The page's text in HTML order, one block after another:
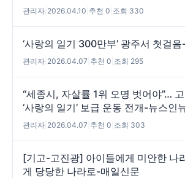
관리자 2026.04.10 추천 0 조회 330
‘사랑의 일기 300만부’ 광주서 첫걸
관리자 2026.04.07 추천 0 조회 295
“세종시, 자살률 1위 오명 벗어야”…
‘사랑의 일기’ 보급 운동 전개-뉴스인
관리자 2026.04.07 추천 0 조회 303
[기고-고진광] 아이들에게 미안한 나
게 당당한 나라로-매일신문